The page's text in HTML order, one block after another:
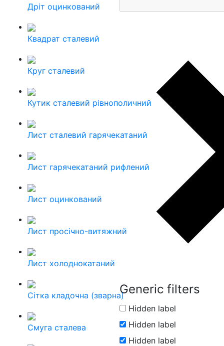
Generic filters
Hidden label
Hidden label
Hidden label
Дріт оцинкований
Квадрат сталевий
Круг сталевий
Кутик сталевий рівнополичний
Лист сталевий гарячекатаний
Лист гарячекатаний рифлений
Лист оцинкований
Лист просічно-витяжний
Лист холоднокатаний
Сітка кладочна (зварна)
Смуга сталева